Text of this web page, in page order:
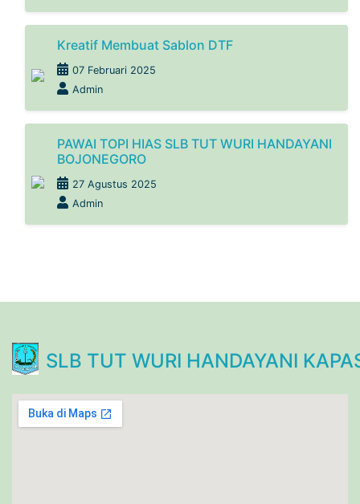
Kreatif Membuat Sablon DTF
07 Februari 2025
Admin
PAWAI TOPI HIAS SLB TUT WURI HANDAYANI
BOJONEGORO
27 Agustus 2025
Admin
SLB TUT WURI HANDAYANI